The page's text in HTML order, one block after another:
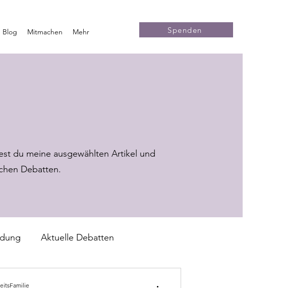
Blog Mitmachen Mehr Spenden
du meine ausgewählten Artikel und
Debatten.
Aktuelle Debatten